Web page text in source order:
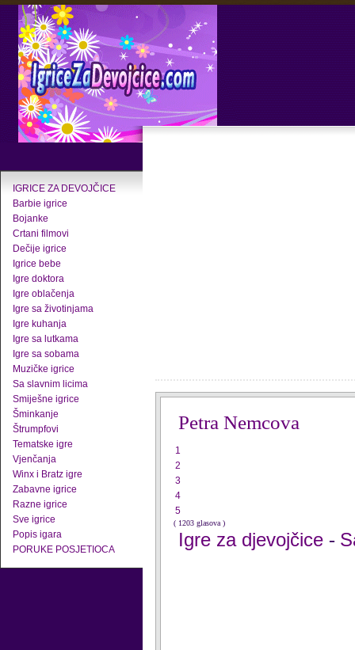
IGRICE ZA DEVOJČICE
Barbie igrice
Bojanke
Crtani filmovi
Dečije igrice
Igrice bebe
Igre doktora
Igre oblačenja
Igre sa životinjama
Igre kuhanja
Igre sa lutkama
Igre sa sobama
Muzičke igrice
Sa slavnim licima
Smiješne igrice
Šminkanje
Štrumpfovi
Tematske igre
Vjenčanja
Winx i Bratz igre
Zabavne igrice
Razne igrice
Sve igrice
Popis igara
PORUKE POSJETIOCA
Petra Nemcova
1
2
3
4
5
( 1203 glasova )
Igre za djevojčice -